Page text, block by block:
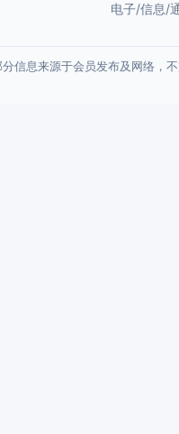
电子/信息/
信息来源于会员发布及网络，